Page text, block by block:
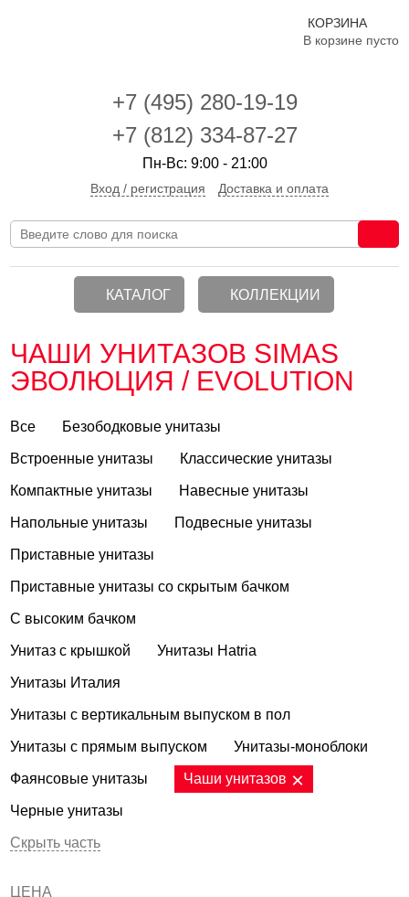
+7 (495) 280-19-19
+7 (812) 334-87-27
Пн-Вс: 9:00 - 21:00
Вход / регистрация Доставка и оплата
КОРЗИНА
В корзине пусто
КАТАЛОГ КОЛЛЕКЦИИ
ЧАШИ УНИТАЗОВ SIMAS
ЭВОЛЮЦИЯ / EVOLUTION
Все Безободковые унитазы
Встроенные унитазы Классические унитазы
Компактные унитазы Навесные унитазы
Напольные унитазы Подвесные унитазы
Приставные унитазы
Приставные унитазы со скрытым бачком
С высоким бачком
Унитаз с крышкой Унитазы Hatria
Унитазы Италия
Унитазы с вертикальным выпуском в пол
Унитазы с прямым выпуском Унитазы-моноблоки
Фаянсовые унитазы Чаши унитазов
Черные унитазы
Скрыть часть
ЦЕНА